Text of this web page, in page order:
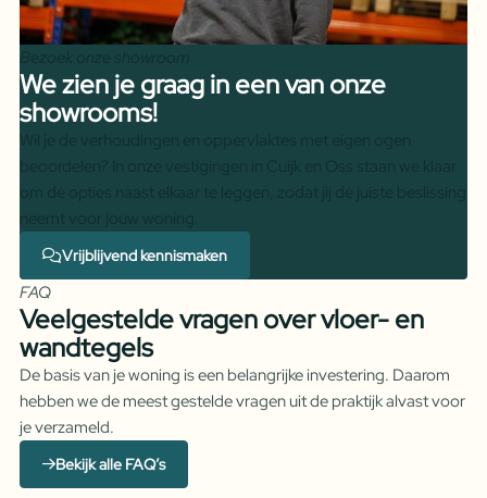
We zien je graag in een van onze
showrooms!
Vrijblijvend kennismaken
FAQ
Veelgestelde vragen over vloer- en
wandtegels
De basis van je woning is een belangrijke investering. Daarom
hebben we de meest gestelde vragen uit de praktijk alvast voor
je verzameld.
Bekijk alle FAQ’s